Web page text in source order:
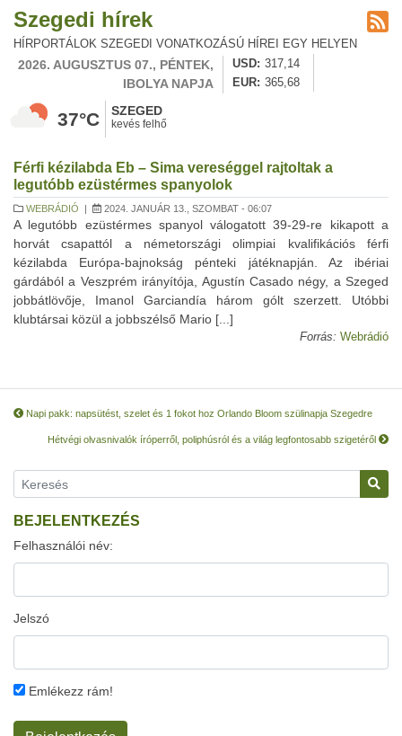
Szegedi hírek
HÍRPORTÁLOK SZEGEDI VONATKOZÁSÚ HÍREI EGY HELYEN
2026. AUGUSZTUS 07., PÉNTEK,
IBOLYA NAPJA
USD
317,14
EUR
365,68
37°C SZEGED
kevés felhő
Férfi kézilabda Eb – Sima vereséggel rajtoltak a
legutóbb ezüstérmes spanyolok
WEBRÁDIÓ | 2024. JANUÁR 13., SZOMBAT - 06:07
A legutóbb ezüstérmes spanyol válogatott 39-29-re kikapott a
horvát csapattól a németországi olimpiai kvalifikációs férfi
kézilabda Európa-bajnokság pénteki játéknapján. Az ibériai
gárdából a Veszprém irányítója, Agustín Casado négy, a Szeged
jobbátlövője, Imanol Garciandía három gólt szerzett. Utóbbi
klubtársai közül a jobbszélső Mario [...]
Forrás: Webrádió
Napi pakk: napsütést, szelet és 1 fokot hoz Orlando Bloom szülinapja Szegedre
Hétvégi olvasnivalók íróperről, poliphúsról és a világ legfontosabb szigetéről
BEJELENTKEZÉS
Felhasználói név:
Jelszó
Emlékezz rám!